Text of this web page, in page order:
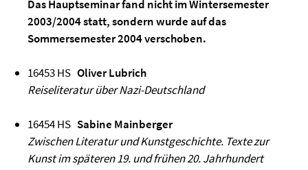
Das Hauptseminar fand nicht im Wintersemester
2003/2004 statt, sondern wurde auf das
Sommersemester 2004 verschoben.
16453 HS Oliver Lubrich
Reiseliteratur über Nazi-Deutschland
16454 HS Sabine Mainberger
Zwischen Literatur und Kunstgeschichte. Texte zur
Kunst im späteren 19. und frühen 20. Jahrhundert